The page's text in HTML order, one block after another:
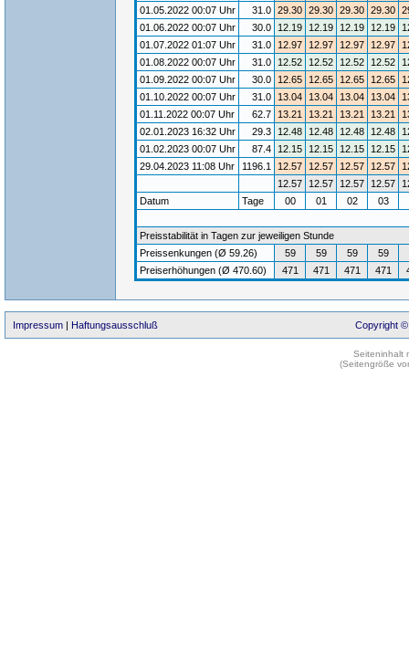
01.05.2022 00:07 Uhr
31.0 29.30 29.30 29.30 29.30
01.06.2022 00:07 Uhr
30.0 12.19 12.19 12.19 12.19
01.07.2022 01:07 Uhr
31.0 12.97 12.97 12.97 12.97
01.08.2022 00:07 Uhr
31.0 12.52 12.52 12.52 12.52
01.09.2022 00:07 Uhr
30.0 12.65 12.65 12.65 12.65
01.10.2022 00:07 Uhr
31.0 13.04 13.04 13.04 13.04
01.11.2022 00:07 Uhr
62.7 13.21 13.21 13.21 13.21
02.01.2023 16:32 Uhr
29.3 12.48 12.48 12.48 12.48
01.02.2023 00:07 Uhr
87.4 12.15 12.15 12.15 12.15
29.04.2023 11:08 Uhr
1196.1 12.57 12.57 12.57 12.57
12.57
12.57 12.57 12.57
Datum
Tage 00 01 02 03
Preisstabilität in Tagen zur jeweiligen Stunde
Preissenkungen (Ø 59.26)
59 59 59 59
Preiserhöhungen (Ø 470.60)
471 471 471 471
Impressum | Haftungsausschluß Copyright ©
Seiteninhalt
(Seitengröße